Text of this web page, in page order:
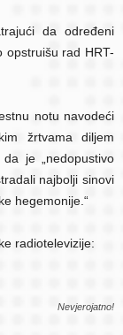
da određeni
opstruišu rad HRT-
notu navodeći
žrtvama diljem
je „nedopustivo
najbolji sinovi
hegemonije.“
radiotelevizije:
Nevjerojatno!